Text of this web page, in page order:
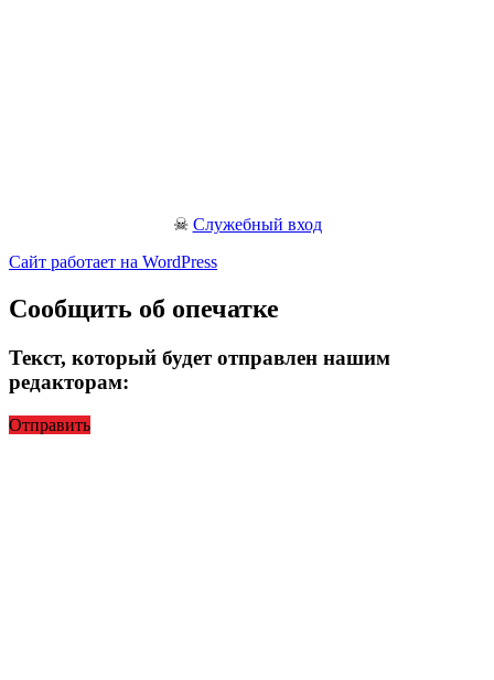
☠ Служебный вход
Сайт работает на WordPress
Сообщить об опечатке
Текст, который будет отправлен нашим
редакторам:
Отправить